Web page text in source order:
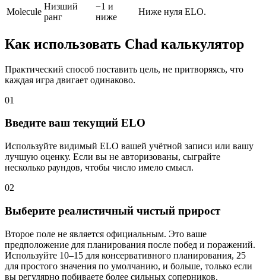
Molecule
Низший
ранг
−1 и
ниже
Ниже нуля ELO.
Как использовать Chad калькулятор
Практический способ поставить цель, не притворяясь, что
каждая игра двигает одинаково.
01
Введите ваш текущий ELO
Используйте видимый ELO вашей учётной записи или вашу
лучшую оценку. Если вы не авторизованы, сыграйте
несколько раундов, чтобы число имело смысл.
02
Выберите реалистичный чистый прирост
Второе поле не является официальным. Это ваше
предположение для планирования после побед и поражений.
Используйте 10–15 для консервативного планирования, 25
для простого значения по умолчанию, и больше, только если
вы регулярно побиваете более сильных соперников.